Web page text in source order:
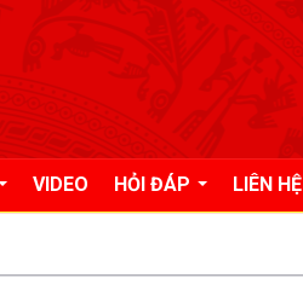
VIDEO HỎI ĐÁP LIÊN HỆ